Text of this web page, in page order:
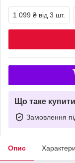
1 099 ₴ від 3 шт.
Що таке
Замовлення
Опис